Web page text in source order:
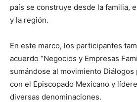
país se construye desde la familia,
y la región.
En este marco, los participantes
acuerdo “Negocios y Empresas
sumándose al movimiento Diálogos
con el Episcopado Mexicano y
diversas denominaciones.